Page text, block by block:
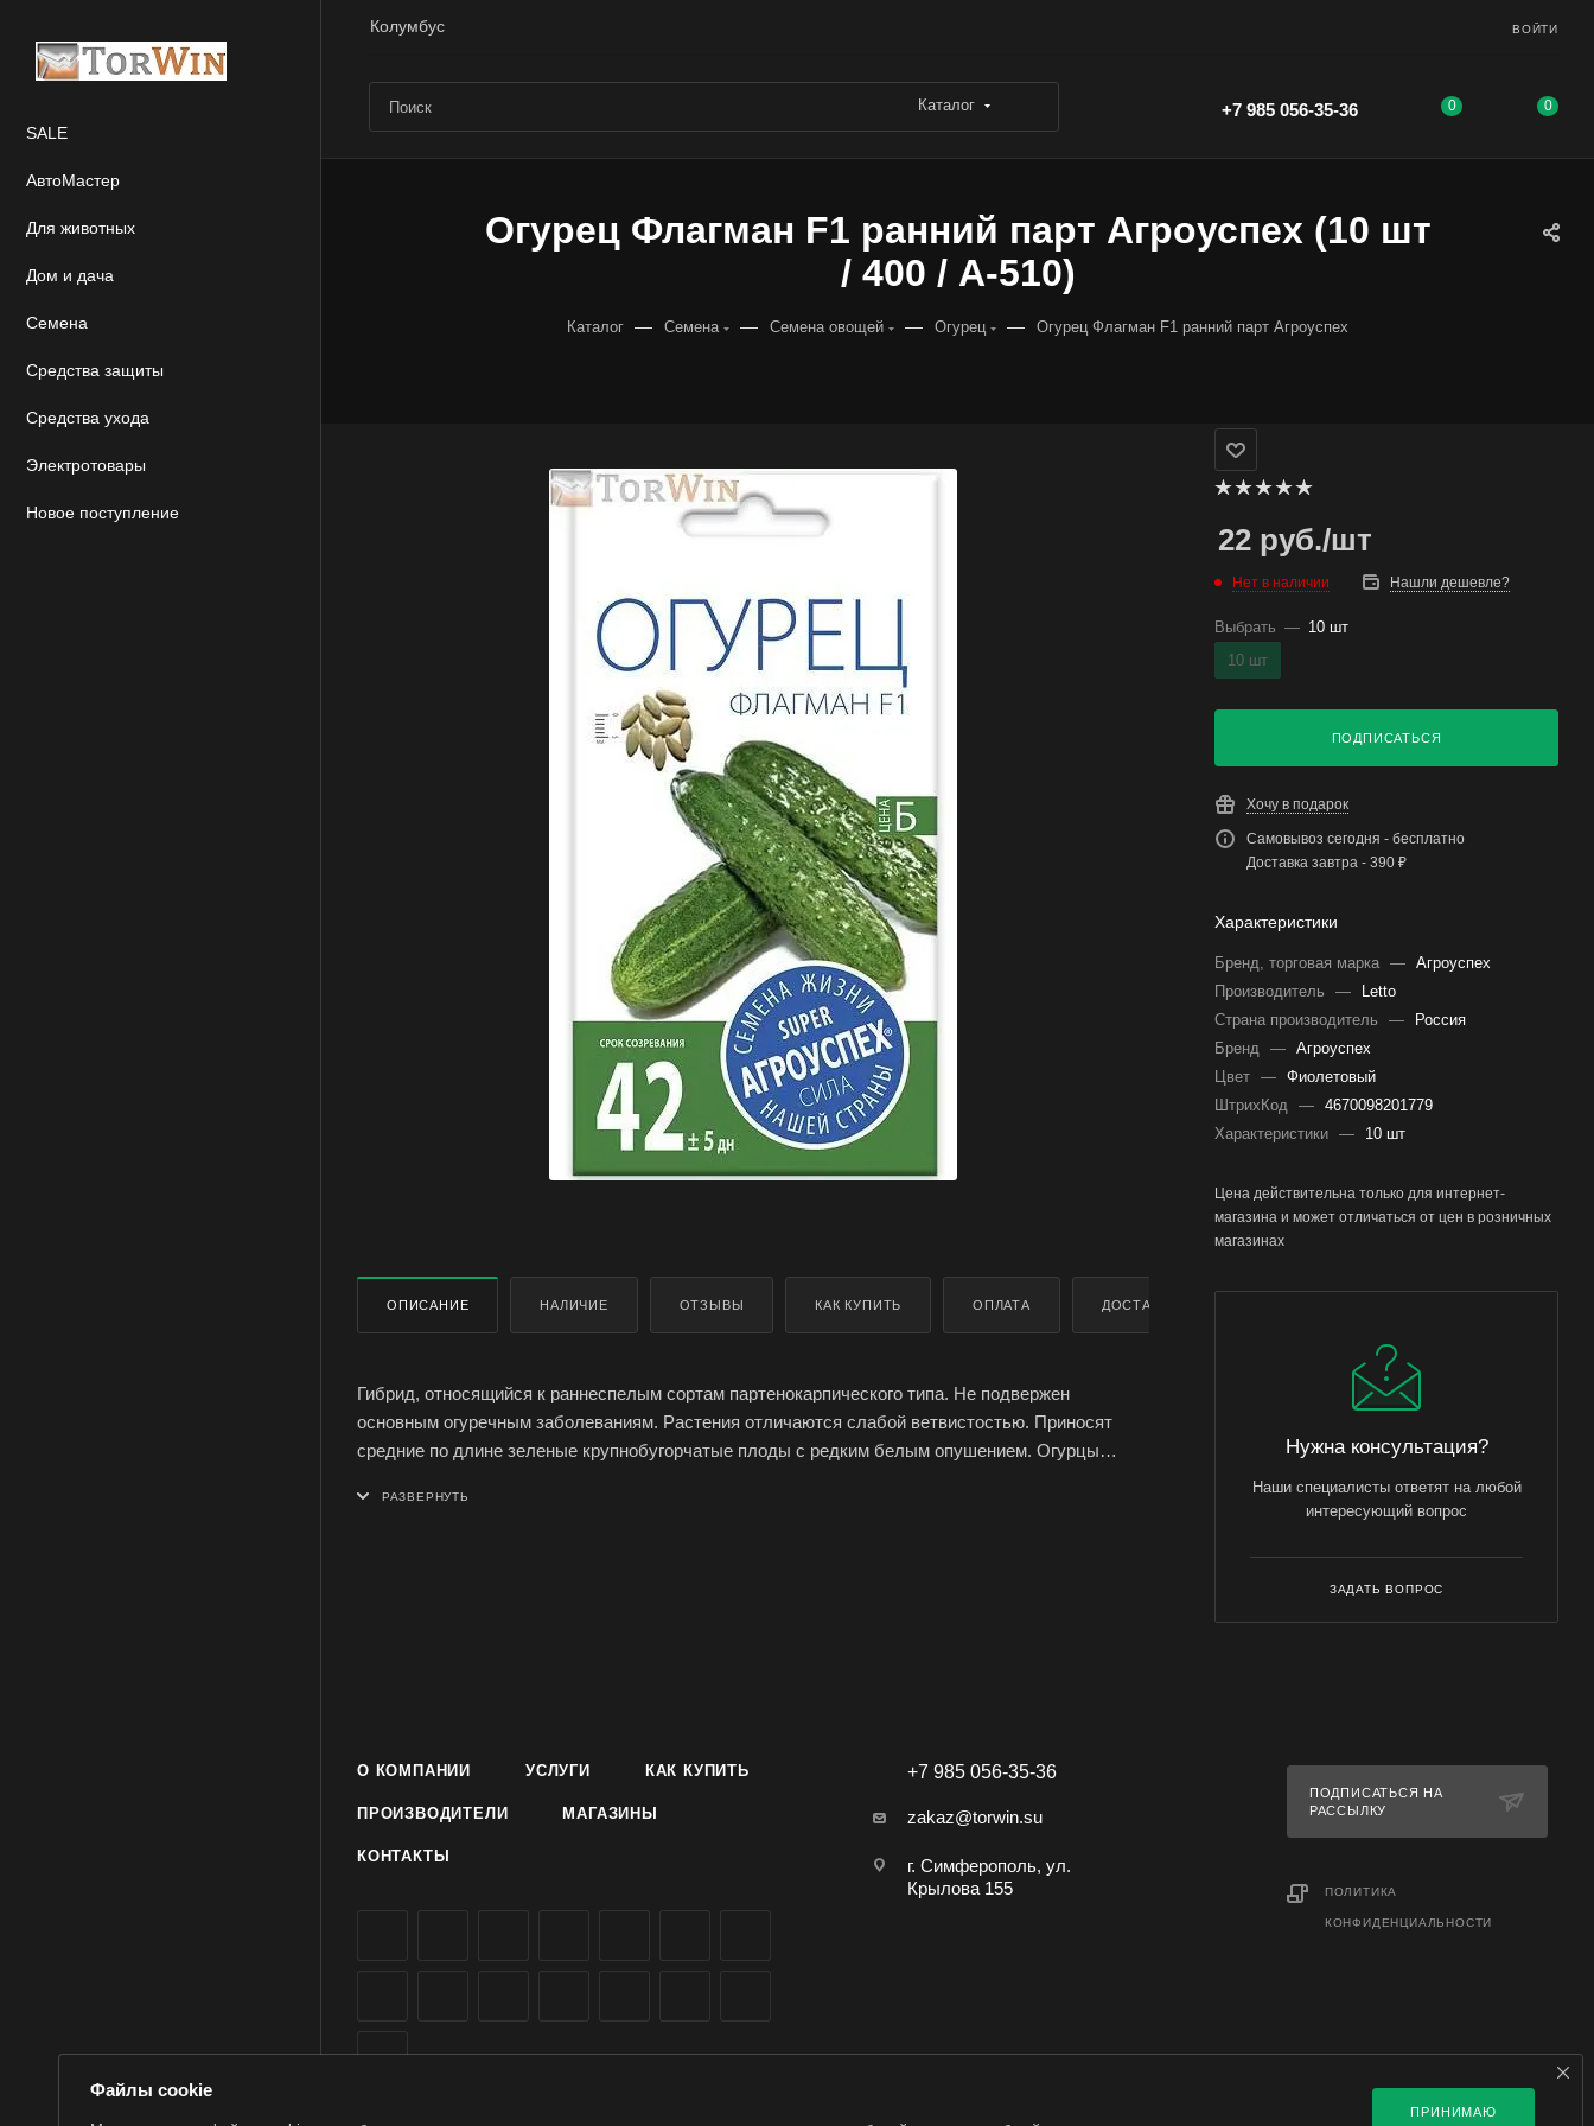
Колумбус ВОЙТИ
Каталог +7 985 056-35-36 0 0
SALE
АвтоМастер
Для животных
Дом и дача
Семена
Средства защиты
Средства ухода
Электротовары
Новое поступление
Огурец Флагман F1 ранний парт Агроуспех (10 шт
/ 400 / А-510)
Каталог — Семена — Семена овощей — Огурец — Огурец Флагман F1 ранний парт Агроуспех
ОПИСАНИЕ НАЛИЧИЕ ОТЗЫВЫ КАК КУПИТЬ ОПЛАТА ДОСТАВКА
Гибрид, относящийся к раннеспелым сортам партенокарпического типа. Не подвержен
основным огуречным заболеваниям. Растения отличаются слабой ветвистостью. Приносят
средние по длине зеленые крупнобугорчатые плоды с редким белым опушением. Огурцы
нотки горечи. Сорт универсален в плане кулинарного использования: пригоден для потребления
22 руб./шт
Нет в наличии Нашли дешевле?
Выбрать — 10 шт
10 шт
ПОДПИСАТЬСЯ
Хочу в подарок
Самовывоз сегодня - бесплатно
Доставка завтра - 390 ₽
Характеристики
Бренд, торговая марка — Агроуспех
Производитель
—
Letto
Страна производитель
—
Россия
Бренд — Агроуспех
Цвет — Фиолетовый
ШтрихКод — 4670098201779
Характеристики — 10 шт
Цена действительна только для интернет-
магазина и может отличаться от цен в розничных
магазинах
Нужна консультация?
Наши специалисты ответят на любой
интересующий вопрос
ЗАДАТЬ ВОПРОС
О КОМПАНИИ УСЛУГИ КАК КУПИТЬ
ПРОИЗВОДИТЕЛИ МАГАЗИНЫ
КОНТАКТЫ
+7 985 056-35-36
zakaz@torwin.su
г. Симферополь, ул.
Крылова 155
ПОДПИСАТЬСЯ НА
РАССЫЛКУ
ПОЛИТИКА
КОНФИДЕНЦИАЛЬНОСТИ
Файлы cookie
ПРИНИМАЮ